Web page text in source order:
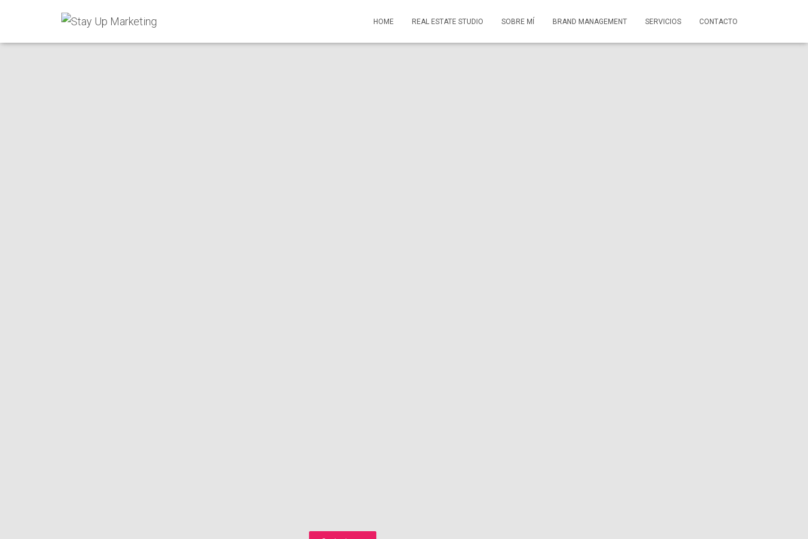
HOME REAL ESTATE STUDIO SOBRE MÍ BRAND MANAGEMENT SERVICIOS CONTACTO